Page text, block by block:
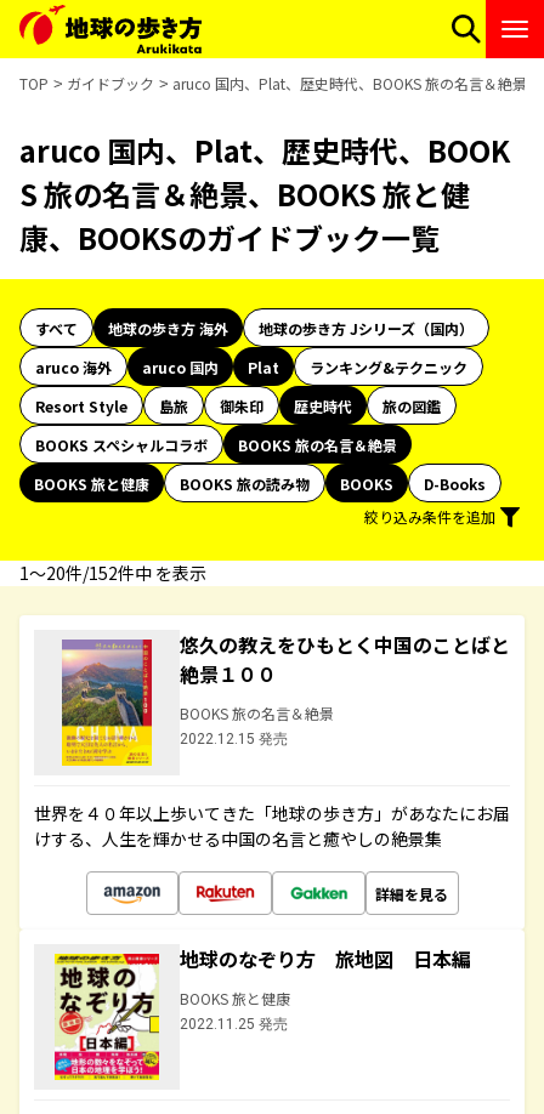
TOP ガイドブック aruco 国内、Plat、歴史時代、BOOKS 旅の名言＆絶景
aruco 国内、Plat、歴史時代、BOOK
S 旅の名言＆絶景、BOOKS 旅と健
康、BOOKSのガイドブック一覧
すべて 地球の歩き方 海外
地球の歩き方 Jシリーズ（国内）
aruco 海外
aruco 国内 Plat
ランキング&テクニック
Resort Style
島旅 御朱印 歴史時代
旅の図鑑
BOOKS スペシャルコラボ
BOOKS 旅の名言＆絶景
BOOKS 旅と健康
BOOKS 旅の読み物 BOOKS
D-Books
絞り込み条件を追加
1〜20件/152件中 を表示
悠久の教えをひもとく中国のことばと
絶景１００
BOOKS 旅の名言＆絶景
2022.12.15 発売
世界を４０年以上歩いてきた「地球の歩き方」があなたにお届
けする、人生を輝かせる中国の名言と癒やしの絶景集
詳細を見る
地球のなぞり方 旅地図 日本編
BOOKS 旅と健康
2022.11.25 発売